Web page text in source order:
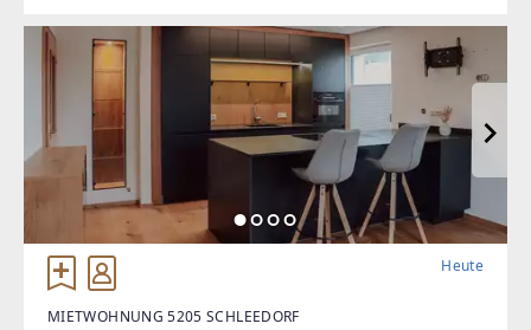
Heute
MIETWOHNUNG 5205 SCHLEEDORF